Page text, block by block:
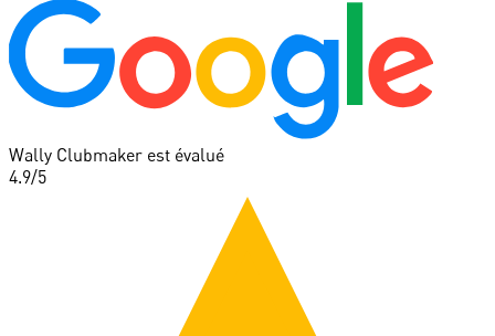
Wally Clubmaker est évalué
4.9/5